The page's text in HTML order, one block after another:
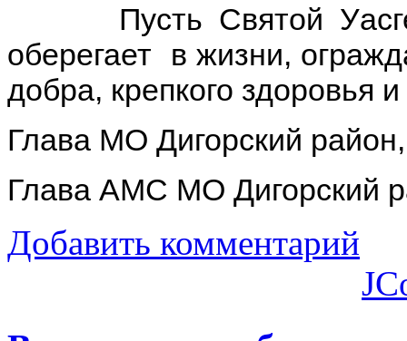
Пусть Святой
оберегает в жизни,
добра, крепкого здоровья
Глава МО Дигорский
Глава АМС МО Дигорский
Добавить комментарий